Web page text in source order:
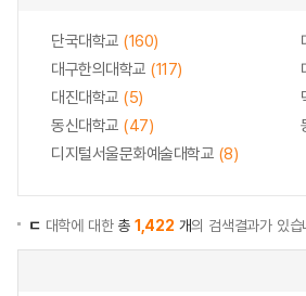
단국대학교 (160)
대구한의대학교 (117)
대진대학교 (5)
동신대학교 (47)
디지털서울문화예술대학교 (8)
ㄷ 대학에 대한총 1,422 개의 검색결과가 있습